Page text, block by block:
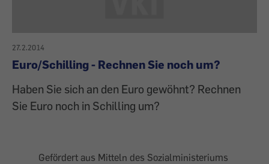
27.2.2014
Euro/Schilling - Rechnen Sie noch um?
Haben Sie sich an den Euro gewöhnt? Rechnen
Sie Euro noch in Schilling um?
Gefördert aus Mitteln des Sozialministeriums